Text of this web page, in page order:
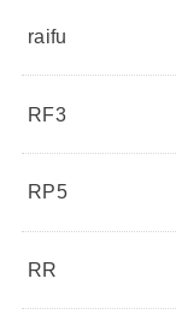
raifu
RF3
RP5
RR